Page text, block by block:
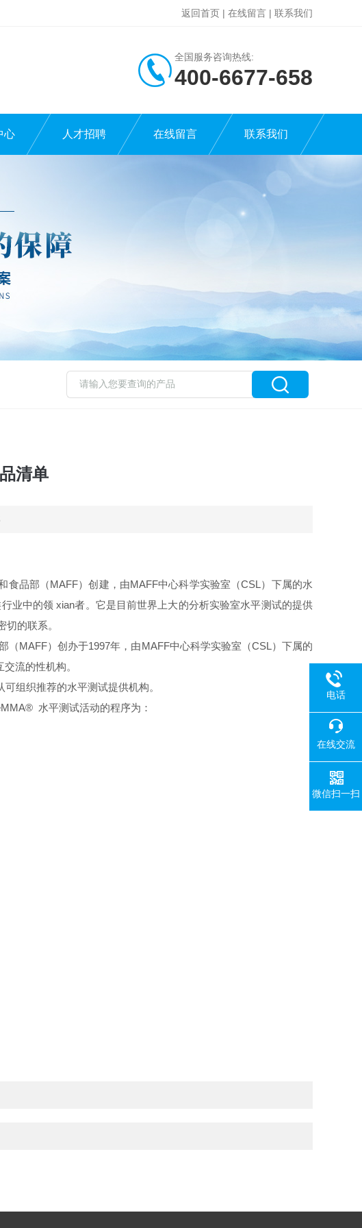
返回首页 | 在线留言 | 联系我们
全国服务咨询热线:
400-6677-658
心 人才招聘 在线留言 联系我们
清单
食品部（MAFF）创建，由MAFF中心科学实验室（CSL）下属的水
业中的领 xian者。它是目前世界上大的分析实验室水平测试的提供
的联系。
（MAFF）创办于1997年，由MAFF中心科学实验室（CSL）下属的
流的性机构。
组织推荐的水平测试提供机构。
® 水平测试活动的程序为：
电话
在线交流
微信扫一扫